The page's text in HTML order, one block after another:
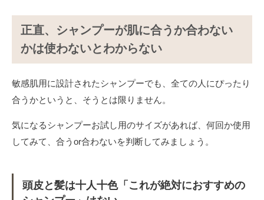
正直、シャンプーが肌に合うか合わない
かは使わないとわからない
敏感肌用に設計されたシャンプーでも、全ての人にぴったり
合うかというと、そうとは限りません。
気になるシャンプーお試し用のサイズがあれば、何回か使用
してみて、合うor合わないを判断してみましょう。
頭皮と髪は十人十色「これが絶対におすすめの